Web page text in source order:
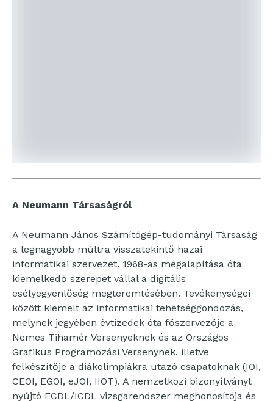
A Neumann Társaságról
A Neumann János Számítógép-tudományi Társaság
a legnagyobb múltra visszatekintő hazai
informatikai szervezet. 1968-as megalapítása óta
kiemelkedő szerepet vállal a digitális
esélyegyenlőség megteremtésében. Tevékenységei
között kiemelt az informatikai tehetséggondozás,
melynek jegyében évtizedek óta főszervezője a
Nemes Tihamér Versenyeknek és az Országos
Grafikus Programozási Versenynek, illetve
felkészítője a diákolimpiákra utazó csapatoknak (IOI,
CEOI, EGOI, eJOI, IIOT). A nemzetközi bizonyítványt
nyújtó ECDL/ICDL vizsgarendszer meghonosítója és